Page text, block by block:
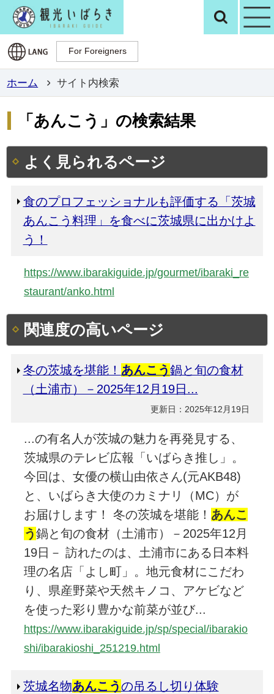
観光いばらき検
For Foreigners
For Foreigners
ホーム サイト内検索
「あんこう」の検索結果
よく見られるページ
食のプロフェッショナルも評価する「茨城
あんこう料理」を食べに茨城県に出かけよ
う！
https://www.ibarakiguide.jp/gourmet/ibaraki_re
staurant/anko.html
関連度の高いページ
冬の茨城を堪能！ あんこう鍋と旬の食材
（土浦市）－2025年12月19日...
更新日：2025年12月19日
...の有名人が茨城の魅力を再発見する、
茨城県のテレビ広報「いばらき推し」。
今回は、女優の横山由依さん(元AKB48)
と、いばらき大使のカミナリ（MC）が
お届けします！ 冬の茨城を堪能！ あんこ
う鍋と旬の食材（土浦市）－2025年12月
19日－ 訪れたのは、土浦市にある日本料
理の名店「よし町」。地元食材にこだわ
り、県産野菜や天然キノコ、アケビなど
を使った彩り豊かな前菜が並び...
https://www.ibarakiguide.jp/sp/special/ibarakio
shi/ibarakioshi_251219.html
茨城名物あんこうの吊るし切り体験